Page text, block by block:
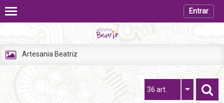
Entrar
Artesania Beatriz
36 art.